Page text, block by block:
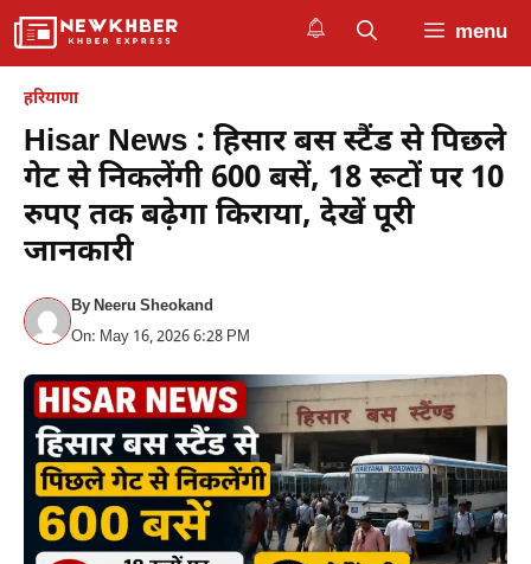
Skip
menu
हरियाणा
Hisar News : हिसार बस स्टैंड से पिछले
गेट से निकलेंगी 600 बसें, 18 रूटों पर 10
रुपए तक बढ़ेगा किराया, देखें पूरी
जानकारी
ByNeeru Sheokand
On: May 16, 2026 6:28 PM